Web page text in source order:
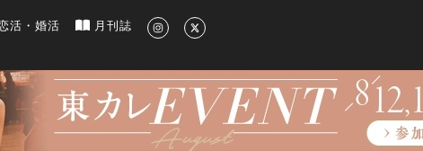
ルメ、洗練されたライフスタイル情報
活・婚活 月刊誌